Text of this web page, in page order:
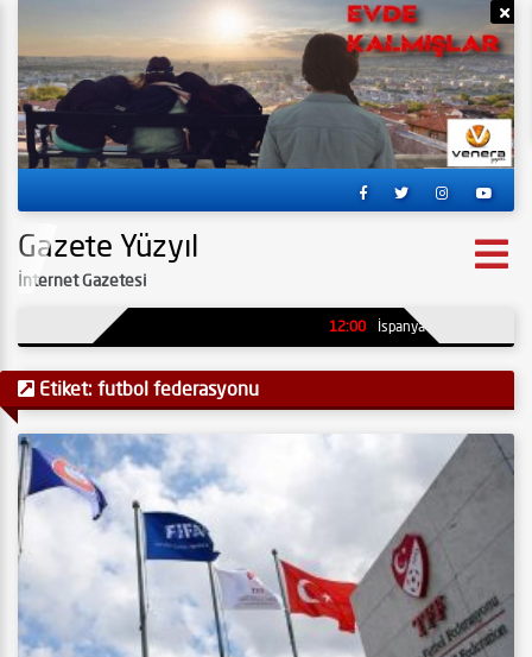
Gazete Yüzyıl
İnternet Gazetesi
12:00 İspanya’da kömür
Etiket: futbol federasyonu